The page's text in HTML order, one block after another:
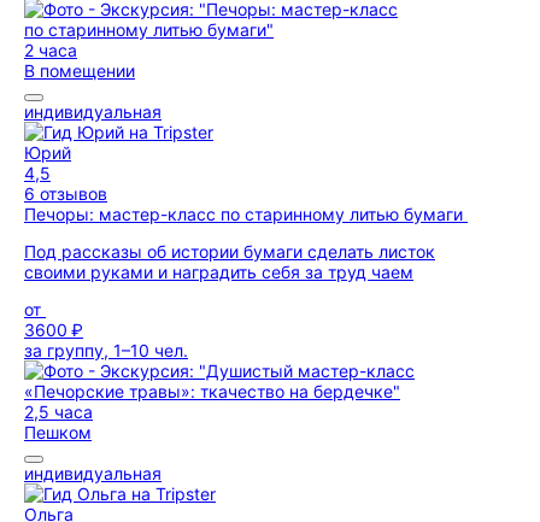
2 часа
В помещении
индивидуальная
Юрий
4,5
6 отзывов
Печоры: мастер-класс по старинному литью бумаги
Под рассказы об истории бумаги сделать листок
своими руками и наградить себя за труд чаем
от
3600 ₽
за группу, 1–10 чел.
2,5 часа
Пешком
индивидуальная
Ольга